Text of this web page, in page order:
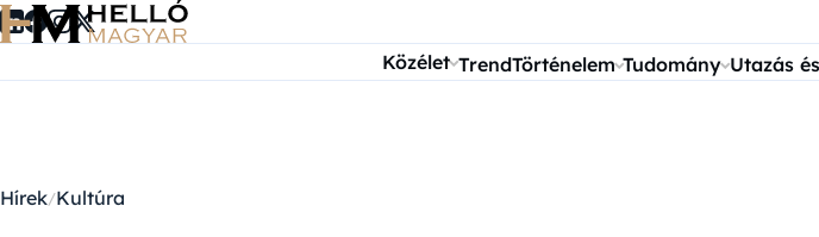
Ugrás a tartalomra
Közélet TrendTörténelem Tudomány Utazás
Hírek Kultúra